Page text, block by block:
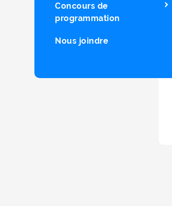
Concours de
programmation
Nous joindre